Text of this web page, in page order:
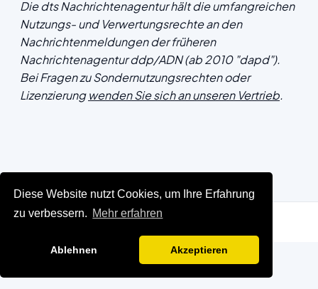
Diese Website nutzt Cookies, um Ihre Erfahrung
zu verbessern. Mehr erfahren
Ablehnen Akzeptieren
Die dts Nachrichtenagentur hält die umfangreichen
Nutzungs- und Verwertungsrechte an den
Nachrichtenmeldungen der früheren
Nachrichtenagentur ddp/ADN (ab 2010 "dapd").
Bei Fragen zu Sondernutzungsrechten oder
Lizenzierungwenden Sie sich an unseren Vertrieb.